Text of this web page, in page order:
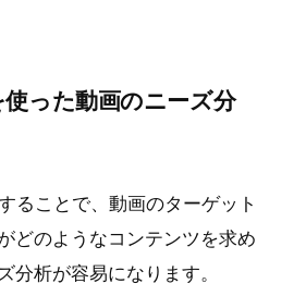
った動画のニーズ分
ることで、動画のターゲット
どのようなコンテンツを求め
分析が容易になります。